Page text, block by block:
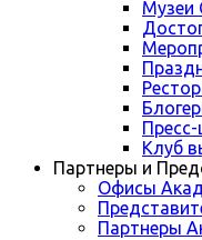
Музеи
Пресс-
Клуб
Партнеры и
Офисы
Партнеры